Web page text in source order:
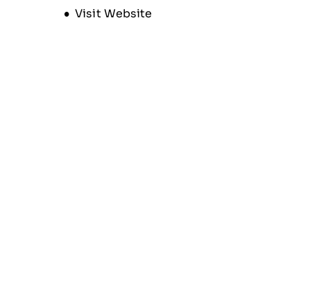
Visit Website
Opens new window